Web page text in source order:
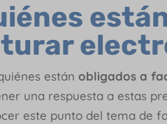
estánobligados a
una respuesta a estas
este punto del tema de